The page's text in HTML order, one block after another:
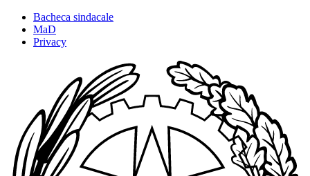
Bacheca sindacale
MaD
Privacy